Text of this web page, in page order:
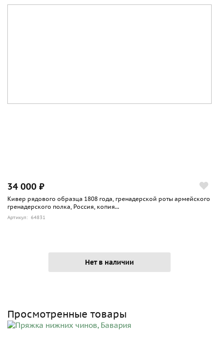
34 000 ₽
Кивер рядового образца 1808 года, гренадерской роты армейского
гренадерского полка, Россия, копия...
Артикул: 64831
Нет в наличии
Просмотренные товары